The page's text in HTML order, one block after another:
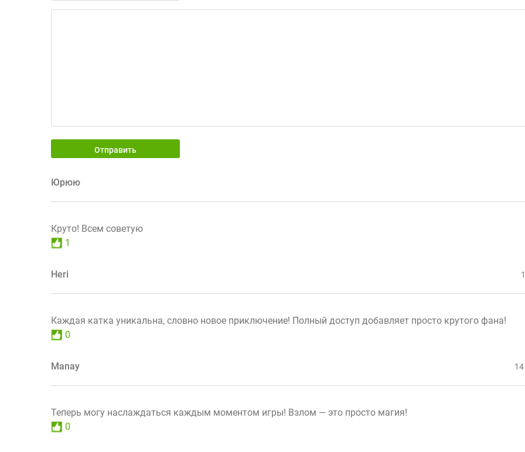
Отправить
Юрюю
Круто! Всем советую
1
Heri
Каждая катка уникальна, словно новое приключение! Полный доступ добавляет просто крутого фана!
0
Manay
Теперь могу наслаждаться каждым моментом игры! Взлом — это просто магия!
0